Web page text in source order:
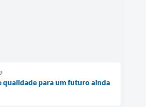
qualidade para um futuro ainda